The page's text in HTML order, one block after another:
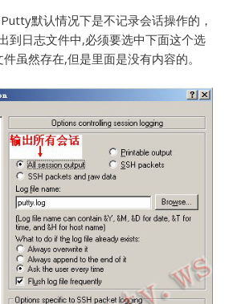
默认情况下是不记录会话操作的，
到日志文件中,必须要选中下面这个选
虽然存在,但是里面是没有内容的。